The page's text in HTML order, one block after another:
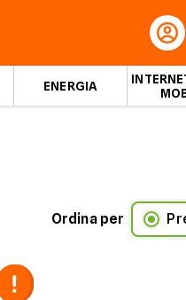
ENERGIA
Ordina per